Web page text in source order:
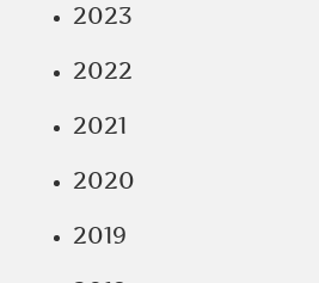
2023
2022
2021
2020
2019